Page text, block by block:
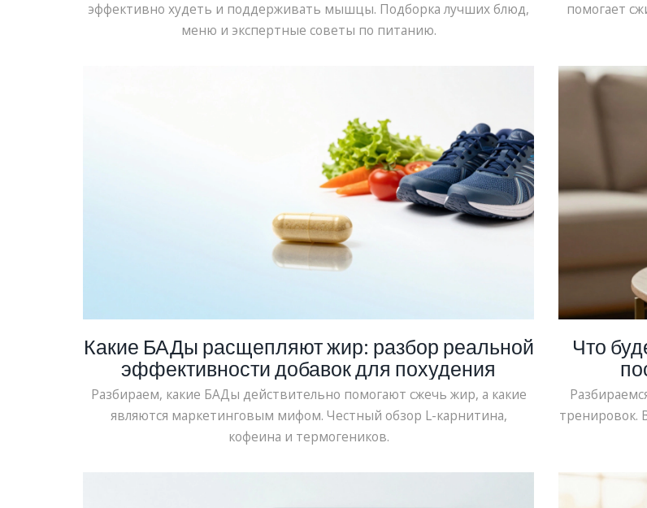
эффективно худеть и поддерживать мышцы. Подборка лучших блюд,
меню и экспертные советы по питанию.
помогает
Какие БАДы расщепляют жир: разбор реальной
эффективности добавок для похудения
Разбираем, какие БАДы действительно помогают сжечь жир, а какие
являются маркетинговым мифом. Честный обзор L-карнитина,
кофеина и термогеников.
Что
тренировок.